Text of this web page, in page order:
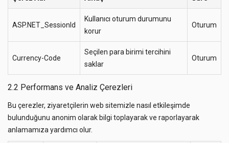
ASP.NET_SessionId
Kullanıcı oturum durumunu
korur
Oturum
Currency-Code
Seçilen para birimi tercihini
saklar
Oturum
2.2 Performans ve Analiz Çerezleri
Bu çerezler, ziyaretçilerin web sitemizle nasıl etkileşimde
bulunduğunu anonim olarak bilgi toplayarak ve raporlayarak
anlamamıza yardımcı olur.